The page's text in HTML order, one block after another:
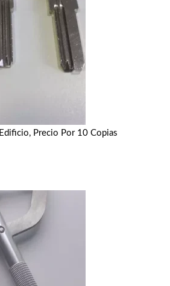
Precio Por 10 Copias